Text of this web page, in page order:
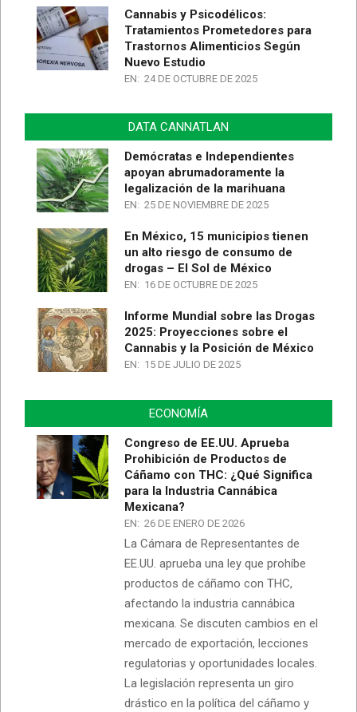
Cannabis y Psicodélicos:
Tratamientos Prometedores para
Trastornos Alimenticios Según
Nuevo Estudio
EN: 24 DE OCTUBRE DE 2025
DATA CANNATLAN
Demócratas e Independientes
apoyan abrumadoramente la
legalización de la marihuana
EN: 25 DE NOVIEMBRE DE 2025
En México, 15 municipios tienen
un alto riesgo de consumo de
drogas – El Sol de México
EN: 16 DE OCTUBRE DE 2025
Informe Mundial sobre las Drogas
2025: Proyecciones sobre el
Cannabis y la Posición de México
EN: 15 DE JULIO DE 2025
ECONOMÍA
Congreso de EE.UU. Aprueba
Prohibición de Productos de
Cáñamo con THC: ¿Qué Significa
para la Industria Cannábica
Mexicana?
EN: 26 DE ENERO DE 2026
La Cámara de Representantes de
EE.UU. aprueba una ley que prohíbe
productos de cáñamo con THC,
afectando la industria cannábica
mexicana. Se discuten cambios en el
mercado de exportación, lecciones
regulatorias y oportunidades locales.
La legislación representa un giro
drástico en la política del cáñamo y